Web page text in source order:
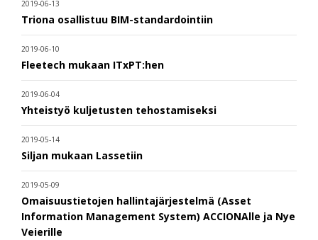
2019-06-13
Triona osallistuu BIM-standardointiin
2019-06-10
Fleetech mukaan ITxPT:hen
2019-06-04
Yhteistyö kuljetusten tehostamiseksi
2019-05-14
Siljan mukaan Lassetiin
2019-05-09
Omaisuustietojen hallintajärjestelmä (Asset
Information Management System) ACCIONAlle ja Nye
Veierille